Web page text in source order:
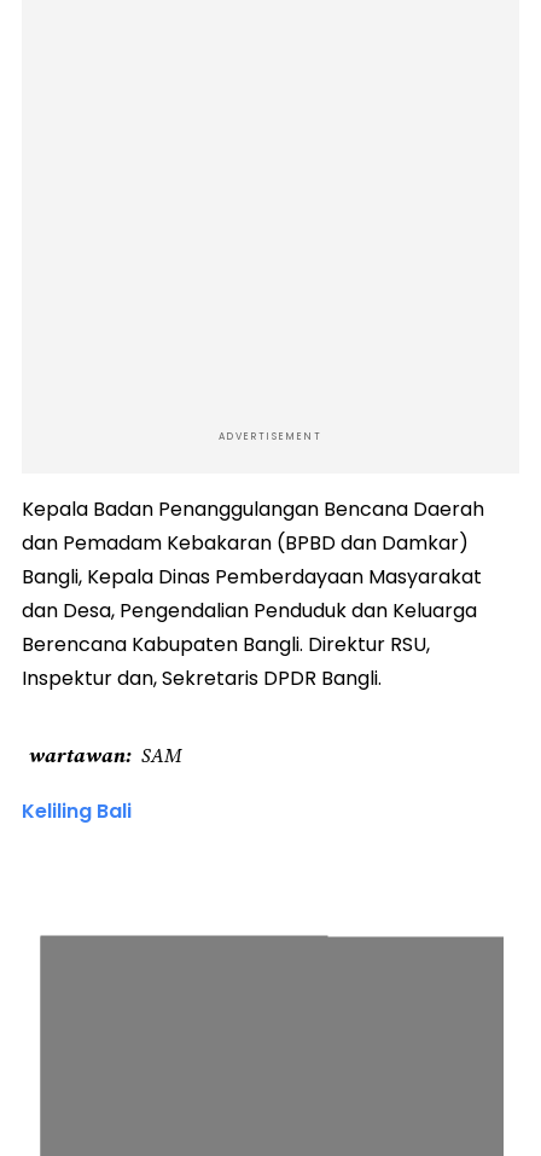
ADVERTISEMENT
Kepala Badan Penanggulangan Bencana Daerah
dan Pemadam Kebakaran (BPBD dan Damkar)
Bangli, Kepala Dinas Pemberdayaan Masyarakat
dan Desa, Pengendalian Penduduk dan Keluarga
Berencana Kabupaten Bangli. Direktur RSU,
Inspektur dan, Sekretaris DPDR Bangli.
wartawan SAM
Keliling Bali